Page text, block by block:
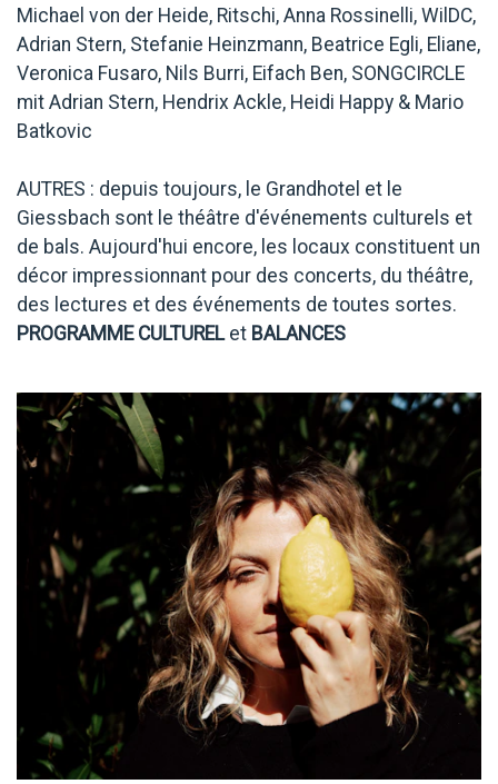
Michael von der Heide, Ritschi, Anna Rossinelli, WilDC,
Adrian Stern, Stefanie Heinzmann, Beatrice Egli, Eliane,
Veronica Fusaro, Nils Burri, Eifach Ben, SONGCIRCLE
mit Adrian Stern, Hendrix Ackle, Heidi Happy & Mario
Batkovic
AUTRES : depuis toujours, le Grandhotel et le
Giessbach sont le théâtre d'événements culturels et
de bals. Aujourd'hui encore, les locaux constituent un
décor impressionnant pour des concerts, du théâtre,
des lectures et des événements de toutes sortes.
PROGRAMME CULTUREL et BALANCES